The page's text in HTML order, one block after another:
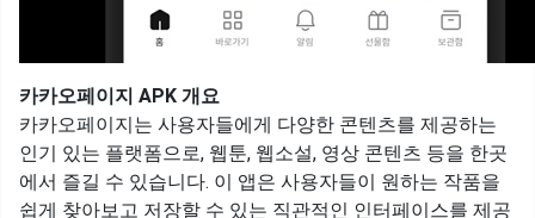
카카오페이지 APK 개요
카카오페이지는 사용자들에게 다양한 콘텐츠를 제공하는
인기 있는 플랫폼으로, 웹툰, 웹소설, 영상 콘텐츠 등을 한곳
에서 즐길 수 있습니다. 이 앱은 사용자들이 원하는 작품을
쉽게 찾아보고 저장할 수 있는 직관적인 인터페이스를 제공